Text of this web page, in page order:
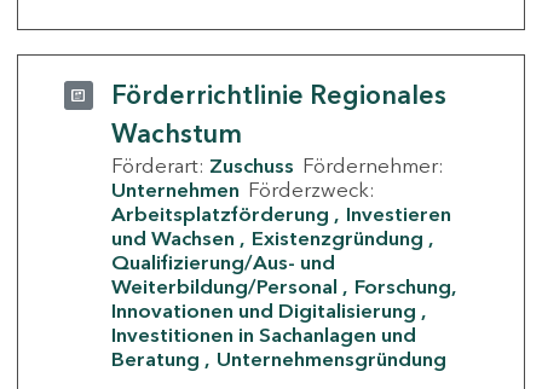
Förderrichtlinie Regionales
Wachstum
Förderart: Zuschuss Fördernehmer:
Unternehmen Förderzweck:
Arbeitsplatzförderung
Investieren
und Wachsen
Existenzgründung
Qualifizierung/Aus- und
Weiterbildung/Personal
Forschung,
Innovationen und Digitalisierung
Investitionen in Sachanlagen und
Beratung
Unternehmensgründung